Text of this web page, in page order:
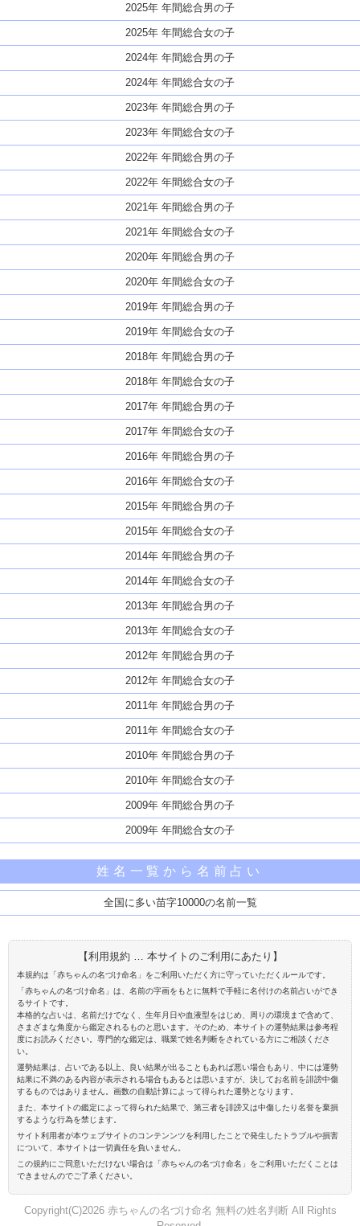
2025年 年間総合男の子
2025年 年間総合女の子
2024年 年間総合男の子
2024年 年間総合女の子
2023年 年間総合男の子
2023年 年間総合女の子
2022年 年間総合男の子
2022年 年間総合女の子
2021年 年間総合男の子
2021年 年間総合女の子
2020年 年間総合男の子
2020年 年間総合女の子
2019年 年間総合男の子
2019年 年間総合女の子
2018年 年間総合男の子
2018年 年間総合女の子
2017年 年間総合男の子
2017年 年間総合女の子
2016年 年間総合男の子
2016年 年間総合女の子
2015年 年間総合男の子
2015年 年間総合女の子
2014年 年間総合男の子
2014年 年間総合女の子
2013年 年間総合男の子
2013年 年間総合女の子
2012年 年間総合男の子
2012年 年間総合女の子
2011年 年間総合男の子
2011年 年間総合女の子
2010年 年間総合男の子
2010年 年間総合女の子
2009年 年間総合男の子
2009年 年間総合女の子
姓名一覧から名前占い
全国に多い苗字10000の名前一覧
【利用規約 … 本サイトのご利用にあたり】
本規約は「赤ちゃんの名づけ命名」をご利用いただく方に守っていただくルールです。
「赤ちゃんの名づけ命名」は、名前の字画をもとに無料で手軽に名付けの名前占いができ
るサイトです。
本格的な占いは、名前だけでなく、生年月日や血液型をはじめ、周りの環境まで含めて、
さまざまな角度から鑑定されるものと思います。そのため、本サイトの運勢結果は参考程
度にお読みください。専門的な鑑定は、職業で姓名判断をされている方にご相談くださ
い。
運勢結果は、占いである以上、良い結果が出ることもあれば悪い場合もあり、中には運勢
結果に不満のある内容が表示される場合もあるとは思いますが、決してお名前を誹謗中傷
するものではありません。画数の自動計算によって得られた運勢となります。
また、本サイトの鑑定によって得られた結果で、第三者を誹謗又は中傷したり名誉を棄損
するような行為を禁じます。
サイト利用者が本ウェブサイトのコンテンンツを利用したことで発生したトラブルや損害
について、本サイトは一切責任を負いません。
この規約にご同意いただけない場合は「赤ちゃんの名づけ命名」をご利用いただくことは
できませんのでご了承ください。
Copyright(C)2026 赤ちゃんの名づけ命名 無料の姓名判断 All Rights